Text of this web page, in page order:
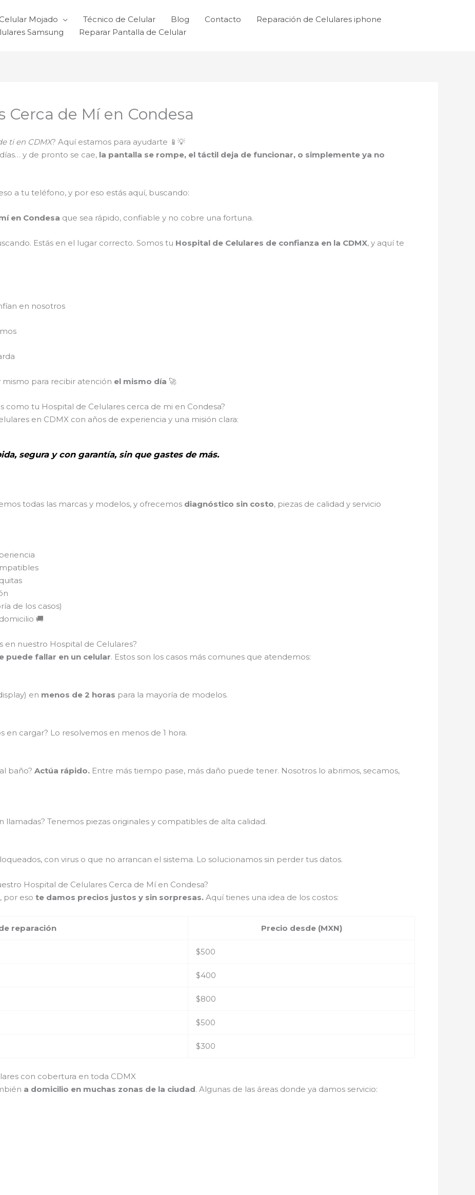
Mojado Técnico de Celular Blog Contacto
Reparación de Celulares iphone
Samsung
Reparar Pantalla de Celular
Cerca de Mí en Condesa
ti en CDMX? Aquí estamos para ayudarte 📱💡
y de pronto se cae, la pantalla se rompe, el táctil deja de funcionar, o simplemente ya no
a tu teléfono, y por eso estás aquí, buscando:
en Condesa que sea rápido, confiable y no cobre una fortuna.
Estás en el lugar correcto. Somos tu Hospital de Celulares de confianza en la CDMX, y aquí te
en nosotros
para recibir atención el mismo día 🚀
como tu Hospital de Celulares cerca de mi en Condesa?
en CDMX con años de experiencia y una misión clara:
segura y con garantía, sin que gastes de más.
todas las marcas y modelos, y ofrecemos diagnóstico sin costo, piezas de calidad y servicio
de los casos)
🚚
nuestro Hospital de Celulares?
puede fallar en un celular. Estos son los casos más comunes que atendemos:
en menos de 2 horas para la mayoría de modelos.
en cargar? Lo resolvemos en menos de 1 hora.
baño? Actúa rápido. Entre más tiempo pase, más daño puede tener. Nosotros lo abrimos, secamos,
llamadas? Tenemos piezas originales y compatibles de alta calidad.
con virus o que no arrancan el sistema. Lo solucionamos sin perder tus datos.
Hospital de Celulares Cerca de Mí en Condesa?
por eso te damos precios justos y sin sorpresas. Aquí tienes una idea de los costos:
reparación Precio desde (MXN)
$500
$400
$800
$500
$300
con cobertura en toda CDMX
a domicilio en muchas zonas de la ciudad. Algunas de las áreas donde ya damos servicio: